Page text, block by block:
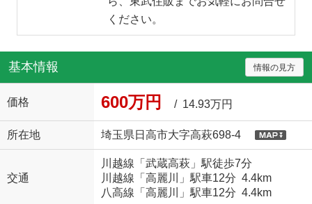
ください。
基本情報 情報の見方
価格 600万円 / 14.93万円
所在地 埼玉県日高市大字高萩698-4
交通
川越線「武蔵高萩」駅徒歩7分
川越線「高麗川」駅車12分 4.4km
八高線「高麗川」駅車12分 4.4km